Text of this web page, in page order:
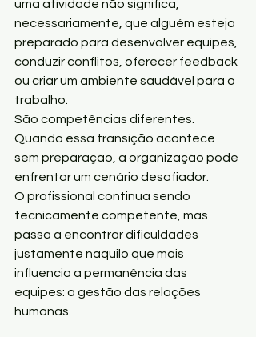
uma atividade não significa,
necessariamente, que alguém esteja
preparado para desenvolver equipes,
conduzir conflitos, oferecer feedback
ou criar um ambiente saudável para o
trabalho.
São competências diferentes.
Quando essa transição acontece
sem preparação, a organização pode
enfrentar um cenário desafiador.
O profissional continua sendo
tecnicamente competente, mas
passa a encontrar dificuldades
justamente naquilo que mais
influencia a permanência das
equipes: a gestão das relações
humanas.